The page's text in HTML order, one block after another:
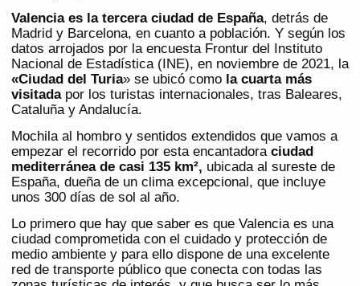
Valencia es la tercera ciudad de España, detrás de
Madrid y Barcelona, en cuanto a población. Y según los
datos arrojados por la encuesta Frontur del Instituto
Nacional de Estadística (INE), en noviembre de 2021, la
«Ciudad del Turia» se ubicó como la cuarta más
visitadapor los turistas internacionales, tras Baleares,
Cataluña y Andalucía.
Mochila al hombro y sentidos extendidos que vamos a
empezar el recorrido por esta encantadora ciudad
mediterránea de casi 135 km², ubicada al sureste de
España, dueña de un clima excepcional, que incluye
unos 300 días de sol al año.
Lo primero que hay que saber es que Valencia es una
ciudad comprometida con el cuidado y protección de
medio ambiente y para ello dispone de una excelente
red de transporte público que conecta con todas las